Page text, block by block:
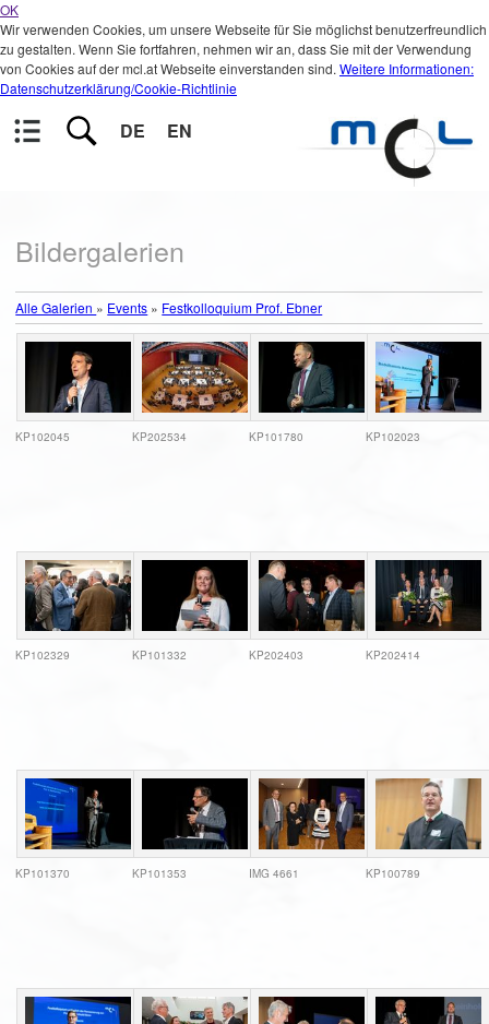
OK
Wir verwenden Cookies, um unsere Webseite für Sie möglichst benutzerfreundlich
zu gestalten. Wenn Sie fortfahren, nehmen wir an, dass Sie mit der Verwendung
von Cookies auf der mcl.at Webseite einverstanden sind. Weitere Informationen:
Datenschutzerklärung/Cookie-Richtlinie
DE EN
Bildergalerien
Alle Galerien » Events » Festkolloquium Prof. Ebner
KP102045 KP202534 KP101780 KP102023
KP102329 KP101332 KP202403 KP202414
KP101370 KP101353 IMG 4661 KP100789